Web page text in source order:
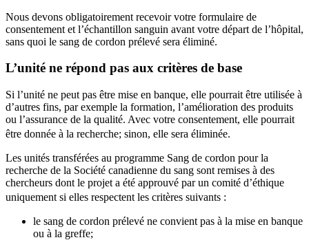
Nous devons obligatoirement recevoir votre formulaire de
consentement et l’échantillon sanguin avant votre départ de l’hôpital,
sans quoi le sang de cordon prélevé sera éliminé.
L’unité ne répond pas aux critères de base
Si l’unité ne peut pas être mise en banque, elle pourrait être utilisée à
d’autres fins, par exemple la formation, l’amélioration des produits
ou l’assurance de la qualité. Avec votre consentement, elle pourrait
être donnée à la recherche; sinon, elle sera éliminée.
Les unités transférées au programme Sang de cordon pour la
recherche de la Société canadienne du sang sont remises à des
chercheurs dont le projet a été approuvé par un comité d’éthique
uniquement si elles respectent les critères suivants :
le sang de cordon prélevé ne convient pas à la mise en banque
ou à la greffe;